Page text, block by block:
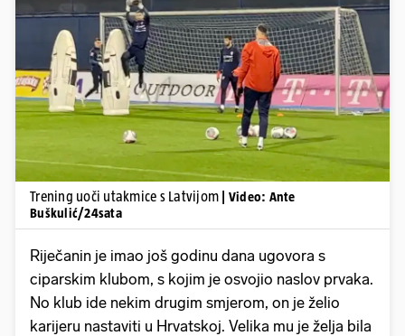
Pokretanje videa...
Trening uoči utakmice s Latvijom
| Video: Ante
Buškulić/24sata
Riječanin je imao još godinu dana ugovora s
ciparskim klubom, s kojim je osvojio naslov prvaka.
No klub ide nekim drugim smjerom, on je želio
karijeru nastaviti u Hrvatskoj. Velika mu je želja bila